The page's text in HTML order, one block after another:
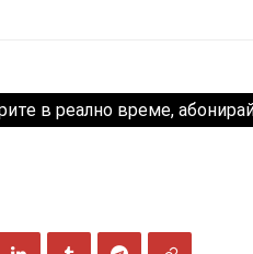
в реално време,